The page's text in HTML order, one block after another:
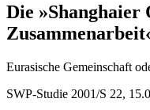
Die
Eurasische Gemeinschaft
SWP-Studie 2001/S 22,